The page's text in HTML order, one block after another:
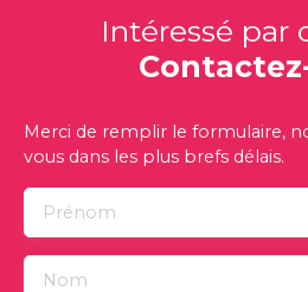
Intéressé par
Merci de remplir le formulaire,
vous dans les plus brefs délais.
Prénom
Nom